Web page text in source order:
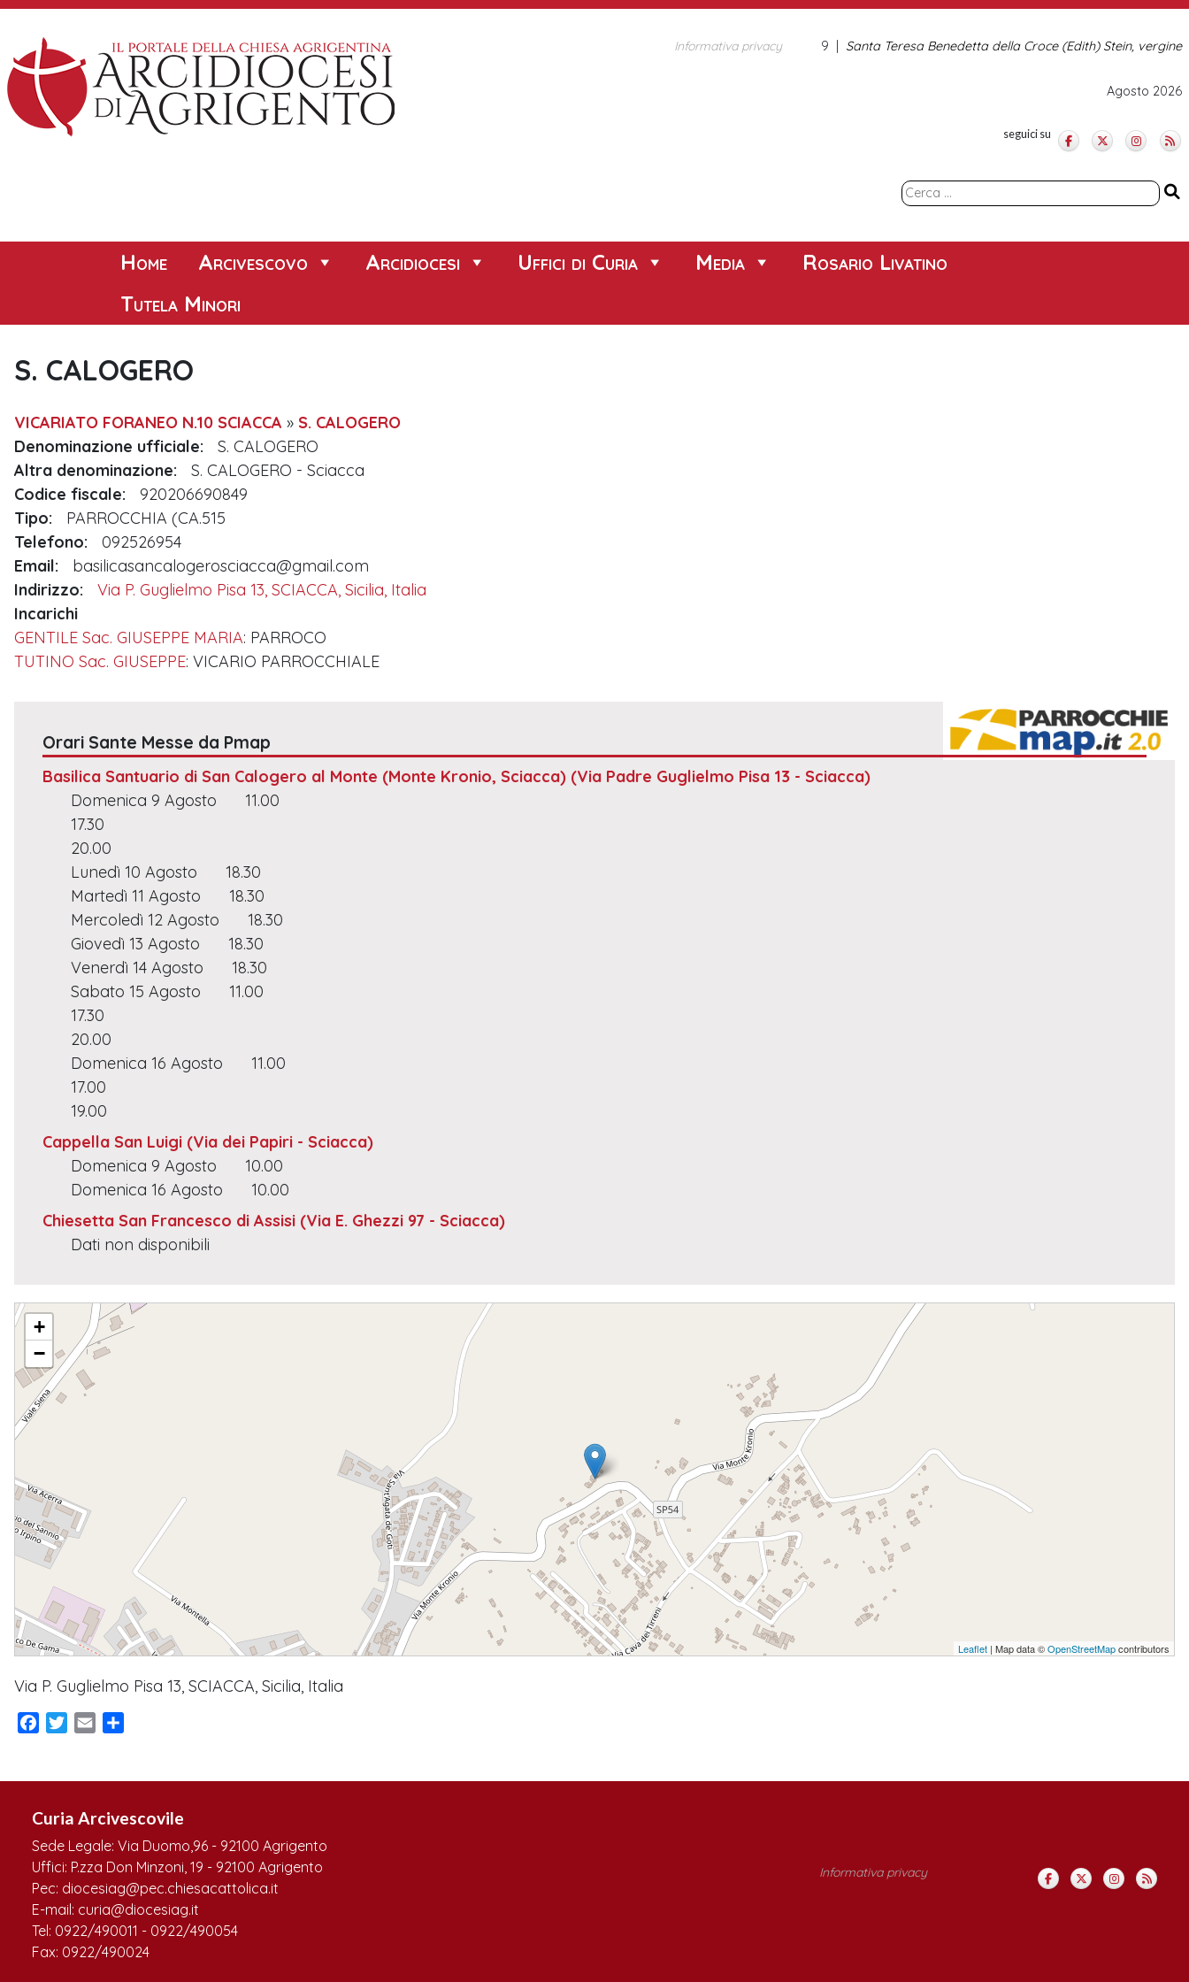
Skip
content
Informativa privacy Santa Teresa Benedetta della Croce (Edith) Stein, vergine
9
Agosto 2026
seguici su
Ricerca
Home Arcivescovo Arcidiocesi Uffici di Curia Media
Rosario Livatino
Tutela Minori
S. CALOGERO
VICARIATO FORANEO N.10 SCIACCA » S. CALOGERO
Denominazione ufficiale:
S. CALOGERO
Altra denominazione:
S. CALOGERO - Sciacca
Codice fiscale:
920206690849
Tipo:
PARROCCHIA (CA.515
Telefono:
092526954
Email:
basilicasancalogerosciacca@gmail.com
Indirizzo:
Via P. Guglielmo Pisa 13, SCIACCA, Sicilia, Italia
Incarichi
GENTILE Sac. GIUSEPPE MARIA: PARROCO
TUTINO Sac. GIUSEPPE: VICARIO PARROCCHIALE
Orari Sante Messe da Pmap
Basilica Santuario di San Calogero al Monte (Monte Kronio, Sciacca) (Via Padre Guglielmo Pisa 13 - Sciacca)
Domenica 9 Agosto
11.00
17.30
20.00
Lunedì 10 Agosto
18.30
Martedì 11 Agosto
18.30
Mercoledì 12 Agosto
18.30
Giovedì 13 Agosto
18.30
Venerdì 14 Agosto
18.30
Sabato 15 Agosto
11.00
17.30
20.00
Domenica 16 Agosto
11.00
17.00
19.00
Cappella San Luigi (Via dei Papiri - Sciacca)
Domenica 9 Agosto
10.00
Domenica 16 Agosto
10.00
Chiesetta San Francesco di Assisi (Via E. Ghezzi 97 - Sciacca)
Dati non disponibili
S. CALOGERO
+
−
Leaflet | Map data ©OpenStreetMapcontributors
Via P. Guglielmo Pisa 13, SCIACCA, Sicilia, Italia
Facebook
TwitterEmail
Curia Arcivescovile
Sede Legale: Via Duomo,96 - 92100 Agrigento
Uffici: P.zza Don Minzoni, 19 - 92100 Agrigento
Pec: diocesiag@pec.chiesacattolica.it
E-mail: curia@diocesiag.it
Tel: 0922/490011 - 0922/490054
Fax: 0922/490024
Informativa privacy